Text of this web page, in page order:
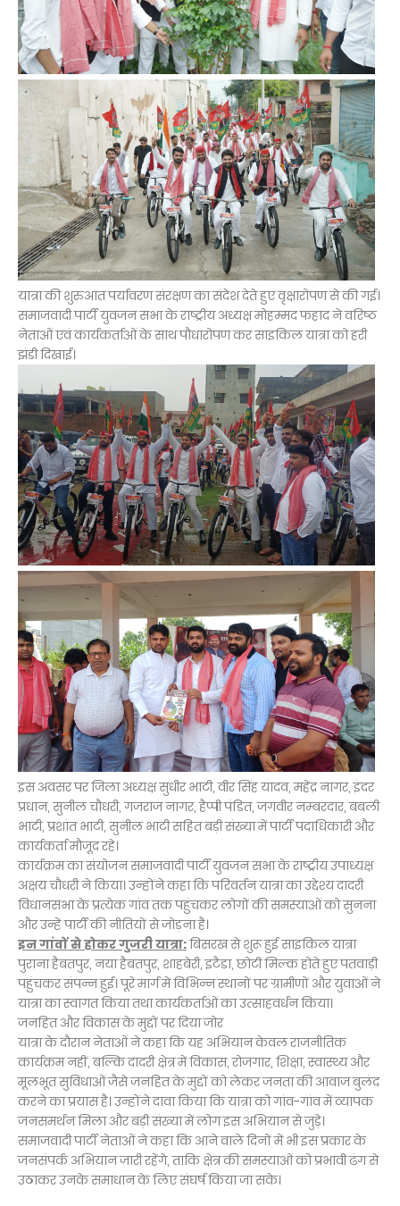
यात्रा की शुरुआत पर्यावरण संरक्षण का संदेश देते हुए वृक्षारोपण से की गई।
समाजवादी पार्टी युवजन सभा के राष्ट्रीय अध्यक्ष मोहम्मद फहाद ने वरिष्ठ
नेताओं एवं कार्यकर्ताओं के साथ पौधारोपण कर साइकिल यात्रा को हरी
झंडी दिखाई।
इस अवसर पर जिला अध्यक्ष सुधीर भाटी, वीर सिंह यादव, महेंद्र नागर, इंदर
प्रधान, सुनील चौधरी, गजराज नागर, हैप्पी पंडित, जगवीर नम्बरदार, बबली
भाटी, प्रशांत भाटी, सुनील भाटी सहित बड़ी संख्या में पार्टी पदाधिकारी और
कार्यकर्ता मौजूद रहे।
कार्यक्रम का संयोजन समाजवादी पार्टी युवजन सभा के राष्ट्रीय उपाध्यक्ष
अक्षय चौधरी ने किया। उन्होंने कहा कि परिवर्तन यात्रा का उद्देश्य दादरी
विधानसभा के प्रत्येक गांव तक पहुंचकर लोगों की समस्याओं को सुनना
और उन्हें पार्टी की नीतियों से जोड़ना है।
इन गांवों से होकर गुजरी यात्रा:बिसरख से शुरू हुई साइकिल यात्रा
पुराना हैबतपुर, नया हैबतपुर, शाहबेरी, इटैडा, छोटी मिल्क होते हुए पतवाड़ी
पहुंचकर संपन्न हुई। पूरे मार्ग में विभिन्न स्थानों पर ग्रामीणों और युवाओं ने
यात्रा का स्वागत किया तथा कार्यकर्ताओं का उत्साहवर्धन किया।
जनहित और विकास के मुद्दों पर दिया जोर
यात्रा के दौरान नेताओं ने कहा कि यह अभियान केवल राजनीतिक
कार्यक्रम नहीं, बल्कि दादरी क्षेत्र में विकास, रोजगार, शिक्षा, स्वास्थ्य और
मूलभूत सुविधाओं जैसे जनहित के मुद्दों को लेकर जनता की आवाज बुलंद
करने का प्रयास है। उन्होंने दावा किया कि यात्रा को गांव-गांव में व्यापक
जनसमर्थन मिला और बड़ी संख्या में लोग इस अभियान से जुड़े।
समाजवादी पार्टी नेताओं ने कहा कि आने वाले दिनों में भी इस प्रकार के
जनसंपर्क अभियान जारी रहेंगे, ताकि क्षेत्र की समस्याओं को प्रभावी ढंग से
उठाकर उनके समाधान के लिए संघर्ष किया जा सके।